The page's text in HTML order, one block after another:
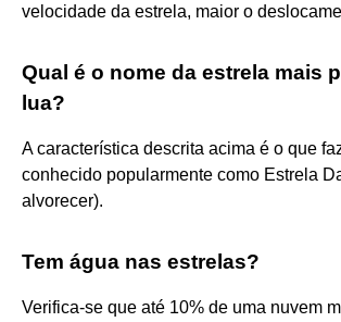
velocidade da estrela, maior o
Qual é o nome da estrela mais
lua?
A característica descrita acima é o que
conhecido popularmente como Estrela
alvorecer).
Tem água nas estrelas?
Verifica-se que até 10% de uma nuvem